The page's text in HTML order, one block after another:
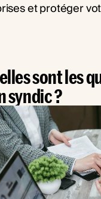
sont les
syndic ?